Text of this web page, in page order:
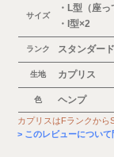
サイズ
・L型（座っ
・I型×2
ランク スタンダード
生地 カプリス
色 ヘンプ
カプリスはFランクから
このレビューについ